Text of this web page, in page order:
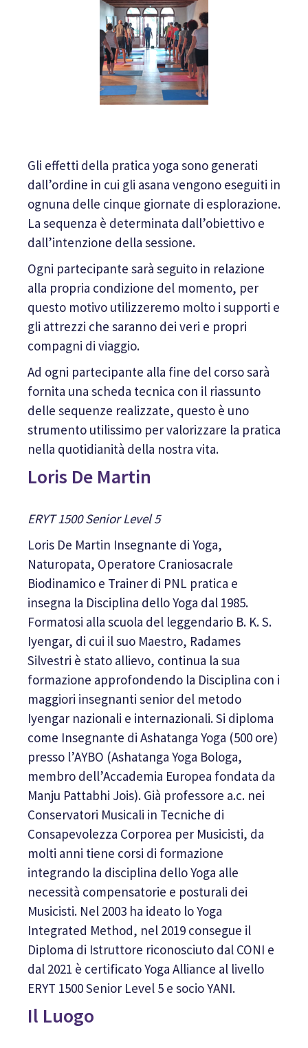
Gli effetti della pratica yoga sono generati
dall’ordine in cui gli asana vengono eseguiti in
ognuna delle cinque giornate di esplorazione.
La sequenza è determinata dall’obiettivo e
dall’intenzione della sessione.
Ogni partecipante sarà seguito in relazione
alla propria condizione del momento, per
questo motivo utilizzeremo molto i supporti e
gli attrezzi che saranno dei veri e propri
compagni di viaggio.
Ad ogni partecipante alla fine del corso sarà
fornita una scheda tecnica con il riassunto
delle sequenze realizzate, questo è uno
strumento utilissimo per valorizzare la pratica
nella quotidianità della nostra vita.
Loris De Martin
ERYT 1500 Senior Level 5
Loris De Martin Insegnante di Yoga,
Naturopata, Operatore Craniosacrale
Biodinamico e Trainer di PNL pratica e
insegna la Disciplina dello Yoga dal 1985.
Formatosi alla scuola del leggendario B. K. S.
Iyengar, di cui il suo Maestro, Radames
Silvestri è stato allievo, continua la sua
formazione approfondendo la Disciplina con i
maggiori insegnanti senior del metodo
Iyengar nazionali e internazionali. Si diploma
come Insegnante di Ashatanga Yoga (500 ore)
presso l’AYBO (Ashatanga Yoga Bologa,
membro dell’Accademia Europea fondata da
Manju Pattabhi Jois). Già professore a.c. nei
Conservatori Musicali in Tecniche di
Consapevolezza Corporea per Musicisti, da
molti anni tiene corsi di formazione
integrando la disciplina dello Yoga alle
necessità compensatorie e posturali dei
Musicisti. Nel 2003 ha ideato lo Yoga
Integrated Method, nel 2019 consegue il
Diploma di Istruttore riconosciuto dal CONI e
dal 2021 è certificato Yoga Alliance al livello
ERYT 1500 Senior Level 5 e socio YANI.
Il Luogo